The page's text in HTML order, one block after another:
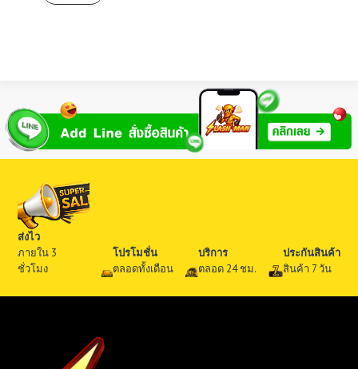
จั
A
R
มี
น
ที่
ส่งไว
ภายใน 3
ชั่วโมง
โปรโมชั่น
ตลอดทั้งเดือน
บริการ
ตลอด 24 ชม.
ประกันสินค้า
สินค้า 7 วัน